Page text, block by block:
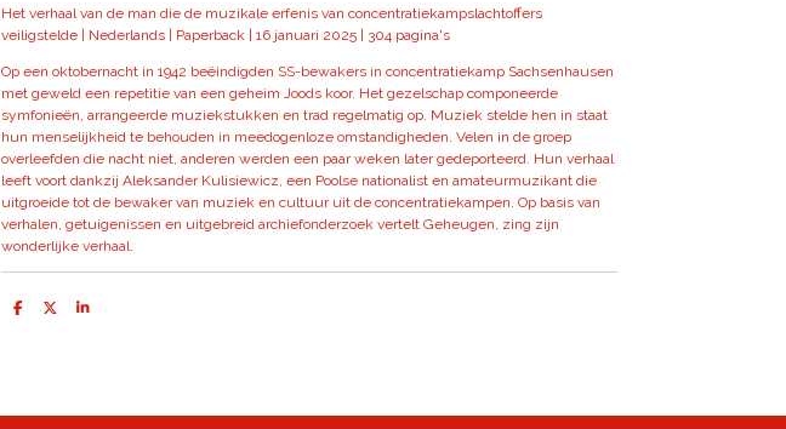
Het verhaal van de man die de muzikale erfenis van concentratiekampslachtoffers
veiligstelde | Nederlands | Paperback | 16 januari 2025 | 304 pagina's
Op een oktobernacht in 1942 beëindigden SS-bewakers in concentratiekamp Sachsenhausen
met geweld een repetitie van een geheim Joods koor. Het gezelschap componeerde
symfonieën, arrangeerde muziekstukken en trad regelmatig op. Muziek stelde hen in staat
hun menselijkheid te behouden in meedogenloze omstandigheden. Velen in de groep
overleefden die nacht niet, anderen werden een paar weken later gedeporteerd. Hun verhaal
leeft voort dankzij Aleksander Kulisiewicz, een Poolse nationalist en amateurmuzikant die
uitgroeide tot de bewaker van muziek en cultuur uit de concentratiekampen. Op basis van
verhalen, getuigenissen en uitgebreid archiefonderzoek vertelt Geheugen, zing zijn
wonderlijke verhaal.
D
D
S